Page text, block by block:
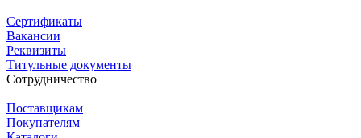
Сертификаты
Вакансии
Реквизиты
Титульные документы
Сотрудничество
Поставщикам
Покупателям